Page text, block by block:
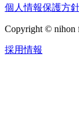
個人情報保護方
Copyright © nihon
採用情報